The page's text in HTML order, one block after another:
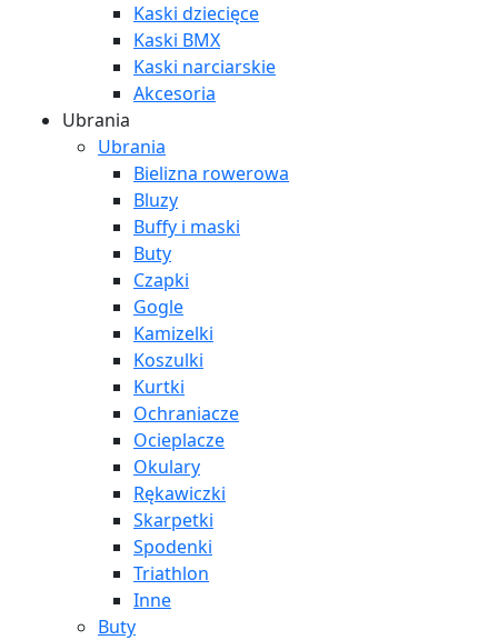
Kaski dziecięce
Kaski BMX
Kaski narciarskie
Akcesoria
Ubrania
Ubrania
Bielizna rowerowa
Bluzy
Buffy i maski
Buty
Czapki
Gogle
Kamizelki
Koszulki
Kurtki
Ochraniacze
Ocieplacze
Okulary
Rękawiczki
Skarpetki
Spodenki
Triathlon
Inne
Buty